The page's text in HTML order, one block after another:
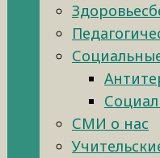
СМИ о нас